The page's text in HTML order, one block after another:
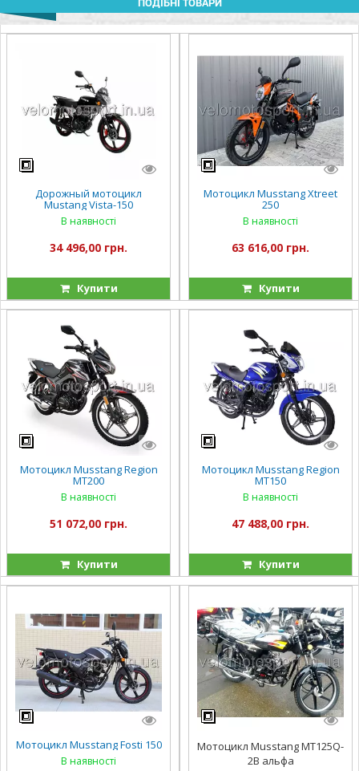
Дорожный мотоцикл
Mustang Vista-150
В наявності
34 496,00 грн.
Купити
Мотоцикл Musstang Xtreet
250
В наявності
63 616,00 грн.
Купити
Мотоцикл Musstang Region
MT200
В наявності
51 072,00 грн.
Купити
Мотоцикл Musstang Region
MT150
В наявності
47 488,00 грн.
Купити
Мотоцикл Musstang Fosti 150
В наявності
Мотоцикл Musstang MT125Q-
2B альфа